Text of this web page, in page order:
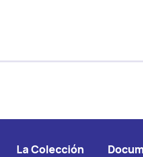
La Colección